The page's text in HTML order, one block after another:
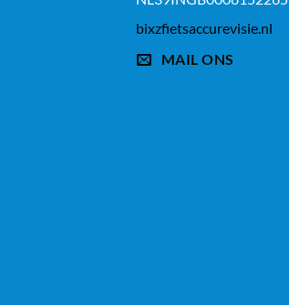
bixzfietsaccurevisie.nl
MAIL ONS